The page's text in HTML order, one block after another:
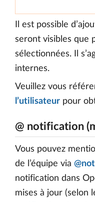
Il est possible
seront visibles que
sélectionnées. Il
internes.
Veuillez vous
l’utilisateur pour
@ notification
Vous pouvez
de l’équipe via
notification dans
mises à jour (selon